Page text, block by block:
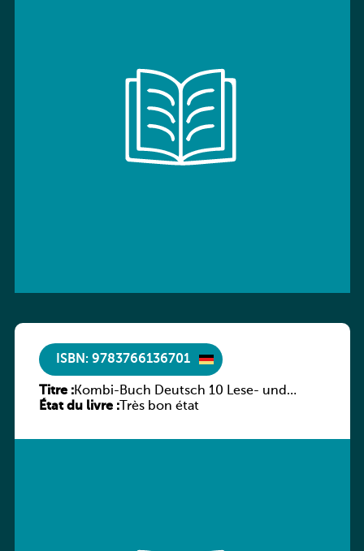
ISBN: 9783766136701
Titre :Kombi-Buch Deutsch 10 Lese- und
Sprachbuch
État du livre :Très bon état